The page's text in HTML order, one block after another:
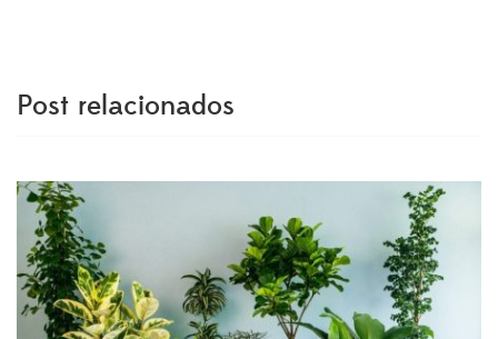
Post relacionados